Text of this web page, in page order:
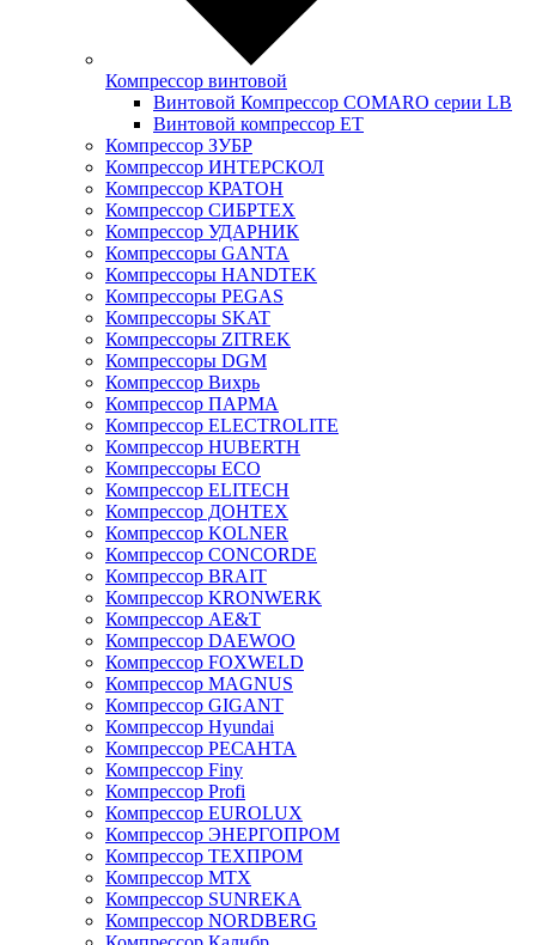
Компрессор винтовой
Винтовой Компрессор COMARO серии LB
Винтовой компрессор ET
Компрессор ЗУБР
Компрессор ИНТЕРСКОЛ
Компрессор КРАТОН
Компрессор СИБРТЕХ
Компрессор УДАРНИК
Компрессоры GANTA
Компрессоры HANDTEK
Компрессоры PEGAS
Компрессоры SKAT
Компрессоры ZITREK
Компрессоры DGM
Компрессор Вихрь
Компрессор ПАРМА
Компрессор ELECTROLITE
Компрессор HUBERTH
Компрессоры ECO
Компрессор ELITECH
Компрессор ДОНТЕХ
Компрессор KOLNER
Компрессор CONCORDE
Компрессор BRAIT
Компрессор KRONWERK
Компрессор AE&T
Компрессор DAEWOO
Компрессор FOXWELD
Компрессор MAGNUS
Компрессор GIGANT
Компрессор Hyundai
Компрессор РЕСАНТА
Компрессор Finy
Компрессор Profi
Компрессор EUROLUX
Компрессор ЭНЕРГОПРОМ
Компрессор ТЕХПРОМ
Компрессор MTX
Компрессор SUNREKA
Компрессор NORDBERG